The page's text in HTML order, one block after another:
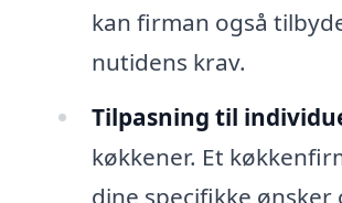
kan firman også
nutidens krav.
Tilpasning til
køkkener. Et
dine specifikke ønsker